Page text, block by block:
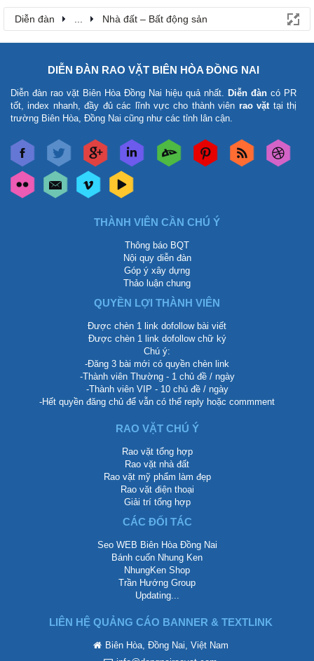
Diễn đàn Nhà đất – Bất động sản
DIỄN ĐÀN RAO VẶT BIÊN HÒA ĐỒNG NAI
Diễn đàn rao vặt Biên Hòa Đồng Nai hiệu quả nhất. Diễn đàn có PR
tốt, index nhanh, đầy đủ các lĩnh vực cho thành viên rao vặt tại thị
trường Biên Hòa, Đồng Nai cũng như các tỉnh lân cận.
THÀNH VIÊN CẦN CHÚ Ý
Thông báo BQT
Nội quy diễn đàn
Góp ý xây dựng
Thảo luận chung
QUYỀN LỢI THÀNH VIÊN
Được chèn 1 link dofollow bài viết
Được chèn 1 link dofollow chữ ký
Chú ý:
-Đăng 3 bài mới có quyền chèn link
-Thành viên Thường - 1 chủ đề / ngày
-Thành viên VIP - 10 chủ đề / ngày
-Hết quyền đăng chủ để vẫn có thể reply hoặc commment
RAO VẶT CHÚ Ý
Rao vặt tổng hợp
Rao vặt nhà đất
Rao vặt mỹ phẩm làm đẹp
Rao vặt điện thoại
Giải trí tổng hợp
CÁC ĐỐI TÁC
Seo WEB Biên Hòa Đồng Nai
Bánh cuốn Nhung Ken
NhungKen Shop
Trần Hướng Group
Updating...
LIÊN HỆ QUẢNG CÁO BANNER & TEXTLINK
Biên Hòa, Đồng Nai, Việt Nam